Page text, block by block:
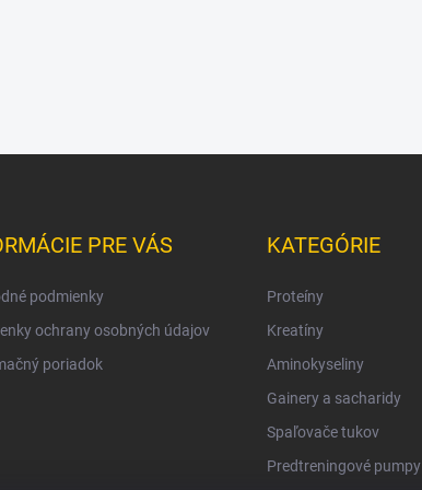
PRE VÁS
podmienky
ochrany osobných údajov
poriadok
KATEGÓRIE
Proteíny
Kreatíny
Aminokyseliny
Gainery a sacharidy
Spaľovače tukov
Predtreningové pumpy